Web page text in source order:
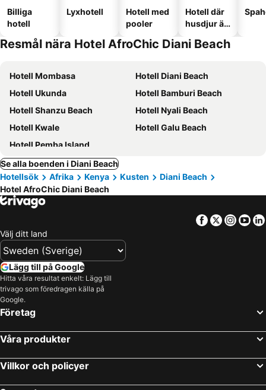
Billiga
hotell
Lyxhotell
Hotell med
pooler
Hotell där
husdjur är
Resmål nära Hotel AfroChic Diani Beach
Hotell Mombasa
Hotell Diani Beach
Hotell Ukunda
Hotell Bamburi Beach
Hotell Shanzu Beach
Hotell Nyali Beach
Hotell Kwale
Hotell Galu Beach
Hotell Pemba Island
Se alla boenden i Diani Beach
Hotellsök
Afrika Kenya Kusten
Diani Beach
Hotel AfroChic Diani Beach
Facebook
Twitter
Välj ditt land
Lägg till på Google
Hitta våra resultat enkelt: Lägg till
trivago som föredragen källa på
Google.
Företag
Våra produkter
Villkor och policyer